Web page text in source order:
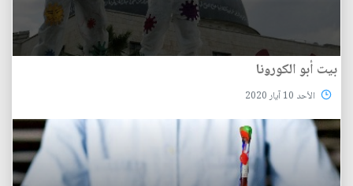
بيت أبو الكورونا
الأحد 10 آيار 2020